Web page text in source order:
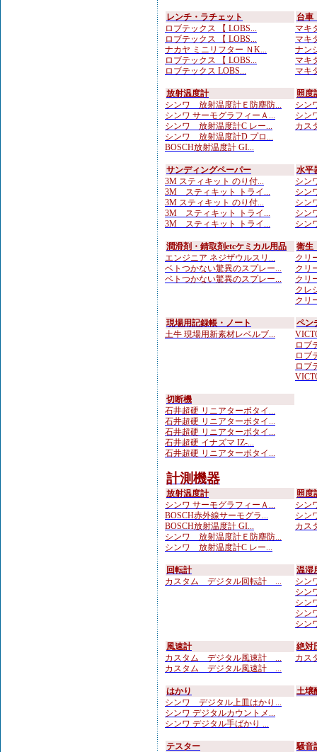
レンチ・ラチェット
ロブテックス 【 LOBS...
ロブテックス 【 LOBS...
ナカヤ ミニリフター ＮK...
ロブテックス 【 LOBS...
ロブテックス LOBS...
台車
マキ
マキ
ナン
マキ
マキ
放射温度計
シンワ 放射温度計Ｅ防塵防...
シンワ サーモグラフィーＡ...
シンワ 放射温度計C レー...
シンワ 放射温度計D プロ...
BOSCH放射温度計 GI...
照度
シン
シン
カス
サンディングペーパー
3M スティキット のり付...
3M スティキット トライ...
3M スティキット のり付...
3M スティキット トライ...
3M スティキット トライ...
水平
シン
シン
シン
シン
シン
潤滑剤・錆取剤etcケミカル用品
エンジニア ネジザウルスリ...
ベトつかない驚異のスプレー...
ベトつかない驚異のスプレー...
衛生
クリ
クリ
クリ
クレ
クリ
現場用記録帳・ノート
土牛 現場用新素材レベルブ...
ペン
ロブ
ロブ
ロブ
切断機
石井超硬 リニアターボタイ...
石井超硬 リニアターボタイ...
石井超硬 リニアターボタイ...
石井超硬 イナズマ IZ-...
石井超硬 リニアターボタイ...
計測機器
放射温度計
シンワ サーモグラフィーＡ...
BOSCH赤外線サーモグラ...
BOSCH放射温度計 GI...
シンワ 放射温度計Ｅ防塵防...
シンワ 放射温度計C レー...
照度
シン
シン
カス
回転計
カスタム デジタル回転計 ...
温湿
シン
シン
シン
シン
シン
風速計
カスタム デジタル風速計 ...
カスタム デジタル風速計 ...
絶対
カス
はかり
シンワ デジタル上皿はかり...
シンワ デジタルカウントメ...
シンワ デジタル手ばかり ...
土壌
テスター 騒音